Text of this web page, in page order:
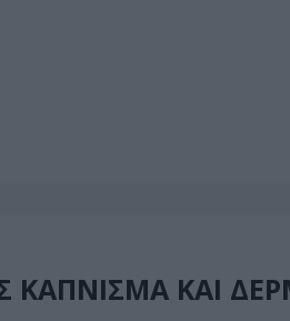
ΚΑΠΝΙΣΜΑ ΚΑΙ